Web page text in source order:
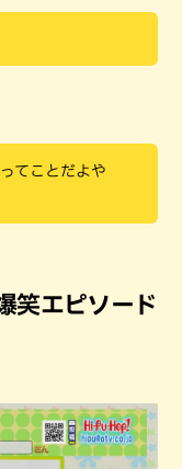
てことだよや
笑エピソード